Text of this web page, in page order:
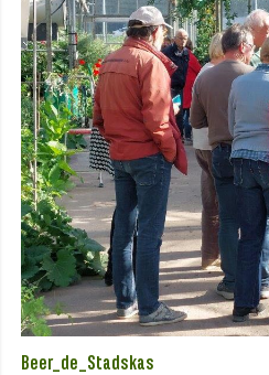
Beer_de_Stadskas